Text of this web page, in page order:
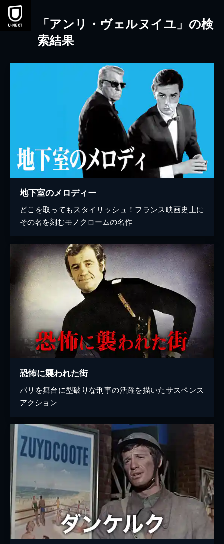
本文へスキップ
「アンリ・ヴェルヌイユ」の検
索結果
地下室のメロディー
どこを取ってもスタイリッシュ！フランス映画史上に
その名を刻むモノクロームの名作
恐怖に襲われた街
パリを舞台に型破りな刑事の活躍を描いたサスペンス
アクション